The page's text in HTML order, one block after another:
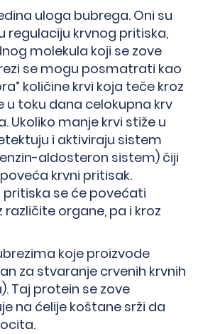
uloga bubrega. Oni su
regulaciju krvnog pritiska,
molekula koji se zove
se mogu posmatrati kao
količine krvi koja teče kroz
u toku dana celokupna krv
Ukoliko manje krvi stiže u
i aktiviraju sistem
aldosteron sistem) čiji
krvni pritisak.
se će povećati
organe, pa i kroz
koje proizvode
za stvaranje crvenih krvnih
Taj protein se zove
na ćelije koštane srži da